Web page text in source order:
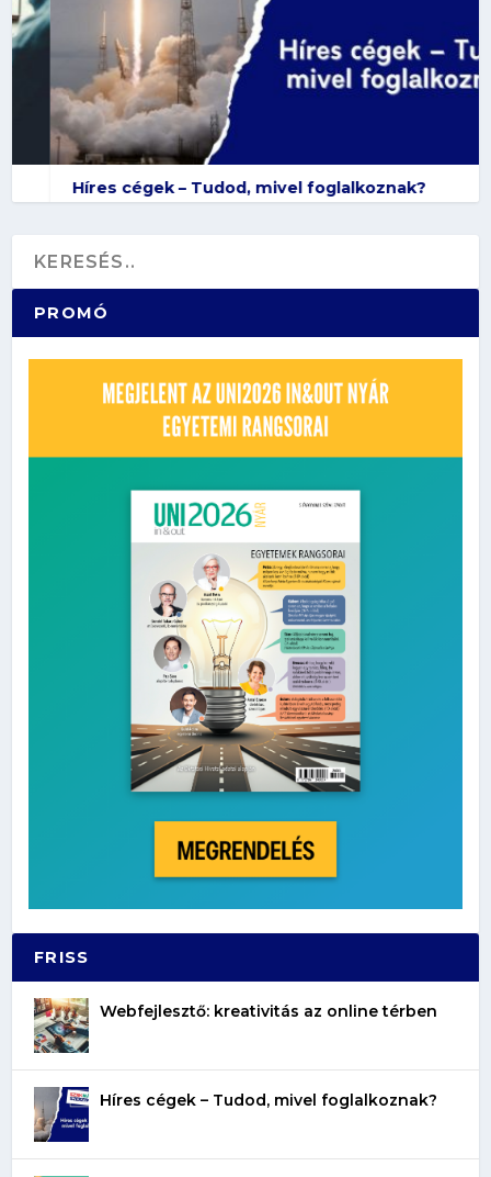
Híres cégek – Tudod, mivel foglalkoznak?
PROMÓ
FRISS
Webfejlesztő: kreativitás az online térben
Híres cégek – Tudod, mivel foglalkoznak?